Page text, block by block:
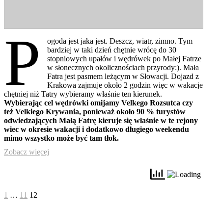
P
ogoda jest jaka jest. Deszcz, wiatr, zimno. Tym
bardziej w taki dzień chętnie wrócę do 30
stopniowych upałów i wędrówek po Małej Fatrze
w słonecznych okolicznościach przyrody:). Mała
Fatra jest pasmem leżącym w Słowacji. Dojazd z
Krakowa zajmuje około 2 godzin więc w wakacje
chętniej niż Tatry wybieramy właśnie ten kierunek.
Wybierając cel wędrówki omijamy Velkego Rozsutca czy
też Velkiego Krywania, ponieważ około 90 % turystów
odwiedzających Małą Fatrę kieruje się właśnie w te rejony
wiec w okresie wakacji i dodatkowo długiego weekendu
mimo wszystko może być tam tłok.
Zobacz więcej
Stronicowanie
Poprzednia
Strona
1 … Strona
11 Strona
12